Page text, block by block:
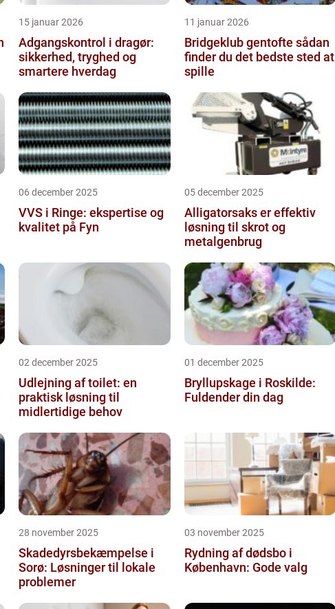
15 januar 2026
Adgangskontrol i dragør:
sikkerhed, tryghed og
smartere hverdag
11 januar 2026
Bridgeklub gentofte sådan
finder du det bedste sted at
spille
06 december 2025
VVS i Ringe: ekspertise og
kvalitet på Fyn
05 december 2025
Alligatorsaks er effektiv
løsning til skrot og
metalgenbrug
02 december 2025
Udlejning af toilet: en
praktisk løsning til
midlertidige behov
01 december 2025
Bryllupskage i Roskilde:
Fuldender din dag
28 november 2025
Skadedyrsbekæmpelse i
Sorø: Løsninger til lokale
problemer
03 november 2025
Rydning af dødsbo i
København: Gode valg